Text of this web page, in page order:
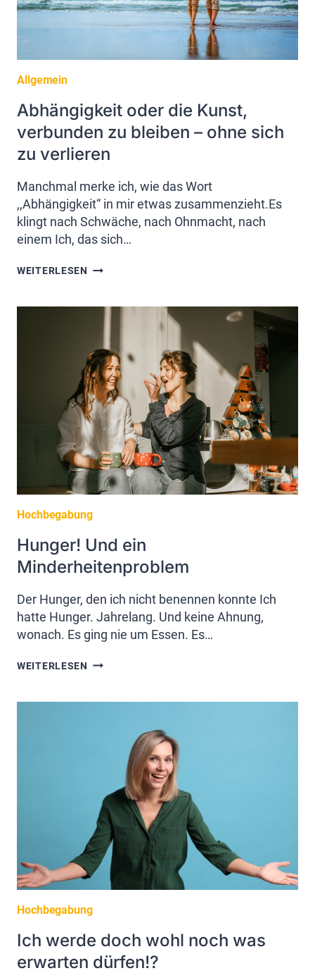
Allgemein
Abhängigkeit oder die Kunst,
verbunden zu bleiben – ohne sich
zu verlieren
Manchmal merke ich, wie das Wort
,,Abhängigkeit“ in mir etwas zusammenzieht.Es
klingt nach Schwäche, nach Ohnmacht, nach
einem Ich, das sich…
WEITERLESEN ABHÄNGIGKEIT
KUNST,
BLEIBEN
–
OHNE
SICH
ZU
VERLIEREN
Hochbegabung
Hunger! Und ein
Minderheitenproblem
Der Hunger, den ich nicht benennen konnte Ich
hatte Hunger. Jahrelang. Und keine Ahnung,
wonach. Es ging nie um Essen. Es…
WEITERLESEN HUNGER!
MINDERHEITENPROBLEM
Hochbegabung
Ich werde doch wohl noch was
erwarten dürfen!?